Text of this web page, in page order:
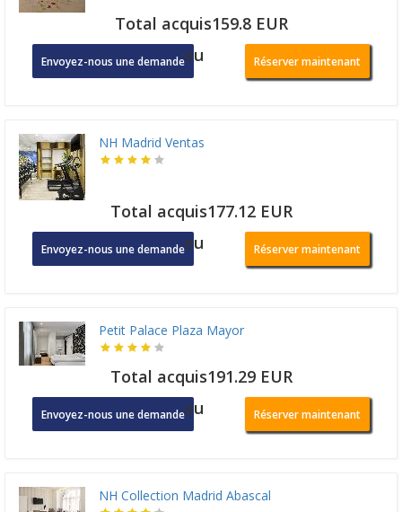
Total acquis159.8 EUR
Envoyez-nous une demandeou Réserver maintenant
NH Madrid Ventas
Total acquis177.12 EUR
Envoyez-nous une demandeou Réserver maintenant
Petit Palace Plaza Mayor
Total acquis191.29 EUR
Envoyez-nous une demandeou Réserver maintenant
NH Collection Madrid Abascal